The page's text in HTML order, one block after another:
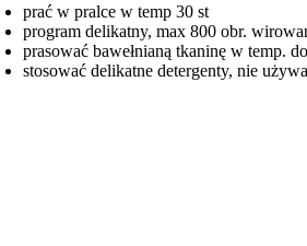
prać w pralce w temp 30 st
program delikatny, max 800 obr.
prasować bawełnianą tkaninę w temp.
stosować delikatne detergenty, nie